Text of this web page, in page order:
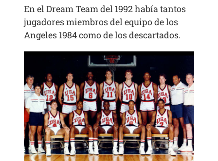
En el Dream Team del 1992 había tantos
jugadores miembros del equipo de los
Angeles 1984 como de los descartados.